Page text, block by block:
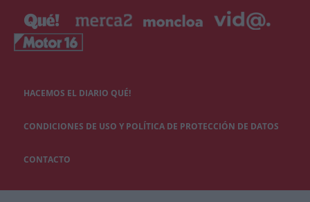
HACEMOS EL DIARIO QUÉ!
CONDICIONES DE USO Y POLÍTICA DE PROTECCIÓN DE DATOS
CONTACTO